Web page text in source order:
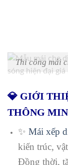
Thi công mái
💎 GIỚI
THÔNG
✨ Mái xếp
kiến trúc,
Đồng thời,